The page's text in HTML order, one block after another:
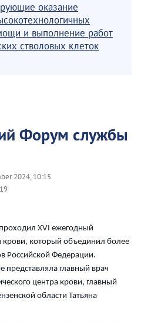
оказание
и выполнение работ
стволовых клеток
Форум службы
2024, 10:15
XVI ежегодный
который объединил более
Российской Федерации.
представляла главный врач
центра крови, главный
области Татьяна